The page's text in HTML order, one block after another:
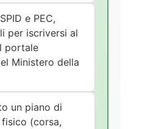
e PEC,
per iscriversi al
portale
Ministero della
un piano di
(corsa,